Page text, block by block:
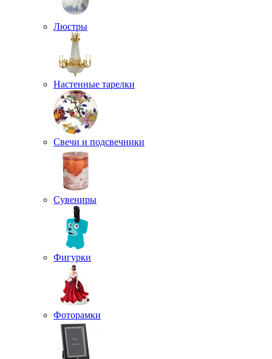
Люстры
Настенные тарелки
Свечи и подсвечники
Сувениры
Фигурки
Фоторамки